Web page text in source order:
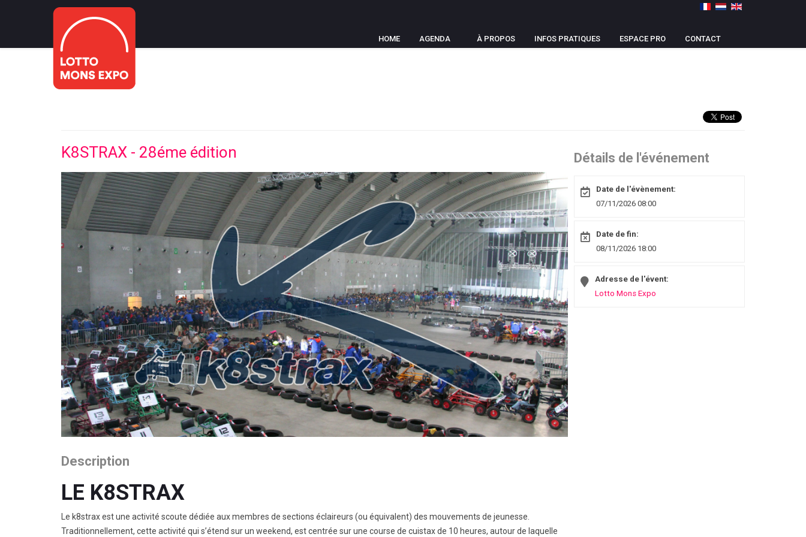
HOME AGENDA À PROPOS INFOS PRATIQUES ESPACE PRO CONTACT
K8STRAX - 28éme édition
Description
LE K8STRAX
Le k8strax est une activité scoute dédiée aux membres de sections éclaireurs (ou équivalent) des mouvements de jeunesse.
Traditionnellement, cette activité qui s’étend sur un weekend, est centrée sur une course de cuistax de 10 heures, autour de laquelle
Détails de l'événement
Date de l'évènement:
07/11/2026 08:00
Date de fin:
08/11/2026 18:00
Adresse de l'évent:
Lotto Mons Expo